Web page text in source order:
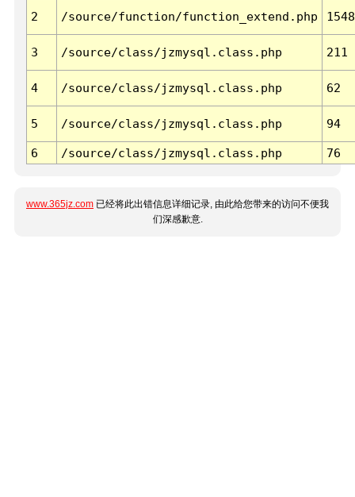
2 /source/function/function_extend.php 1548
3 /source/class/jzmysql.class.php 211
4 /source/class/jzmysql.class.php 62
5 /source/class/jzmysql.class.php 94
6 /source/class/jzmysql.class.php 76
www.365jz.com 已经将此出错信息详细记录, 由此给您带来的访问不便我
们深感歉意.